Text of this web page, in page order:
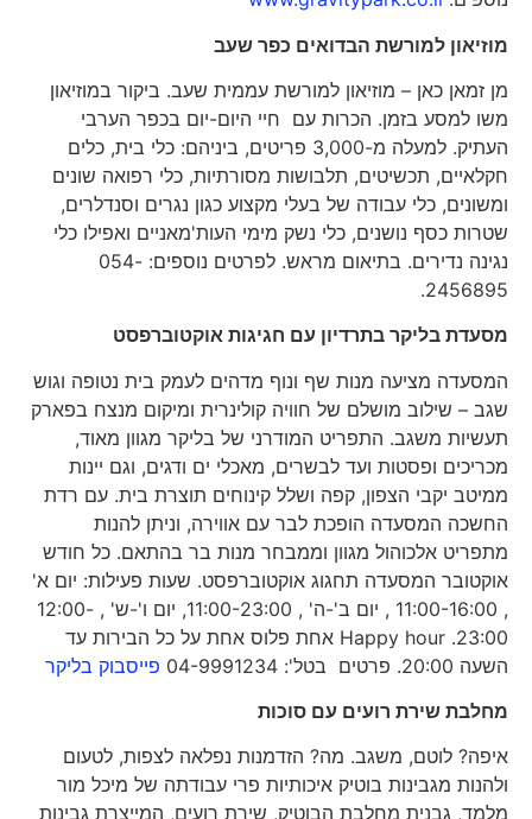
מוזיאון למורשת הבדואים כפר שעב
מן זמאן כאן – מוזיאון למורשת עממית שעב. ביקור במוזיאון
משו למסע בזמן. הכרות עם חיי היום-יום בכפר הערבי
העתיק. למעלה מ-3,000 פריטים, ביניהם: כלי בית, כלים
חקלאיים, תכשיטים, תלבושות מסורתיות, כלי רפואה שונים
ומשונים, כלי עבודה של בעלי מקצוע כגון נגרים וסנדלרים,
שטרות כסף נושנים, כלי נשק מימי העות'מאניים ואפילו כלי
נגינה נדירים. בתיאום מראש. לפרטים נוספים: 054-
2456895.
מסעדת בליקר בתרדיון עם חגיגות אוקטוברפסט
המסעדה מציעה מנות שף ונוף מדהים לעמק בית נטופה וגוש
שגב – שילוב מושלם של חוויה קולינרית ומיקום מנצח בפארק
תעשיות משגב. התפריט המודרני של בליקר מגוון מאוד,
מכריכים ופסטות ועד לבשרים, מאכלי ים ודגים, וגם יינות
ממיטב יקבי הצפון, קפה ושלל קינוחים תוצרת בית. עם רדת
החשכה המסעדה הופכת לבר עם אווירה, וניתן להנות
מתפריט אלכוהול מגוון וממבחר מנות בר בהתאם. כל חודש
אוקטובר המסעדה תחגוג אוקטוברפסט. שעות פעילות: יום א'
, 11:00-16:00 , יום ב'-ה' , 11:00-23:00, יום ו'-ש' , 12:00-
23:00. Happy hour אחת פלוס אחת על כל הבירות עד
השעה 20:00. פרטים בטל': 04-9991234
פייסבוק בליקר
מחלבת שירת רועים עם סוכות
איפה? לוטם, משגב. מה? הזדמנות נפלאה לצפות, לטעום
ולהנות מגבינות בוטיק איכותיות פרי עבודתה של מיכל מור
מלמד, גבנית מחלבת הבוטיק, שירת רועים, המייצרת גבינות